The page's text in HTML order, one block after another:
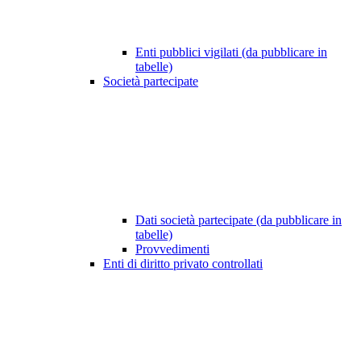
Enti pubblici vigilati (da pubblicare in
tabelle)
Società partecipate
Dati società partecipate (da pubblicare in
tabelle)
Provvedimenti
Enti di diritto privato controllati